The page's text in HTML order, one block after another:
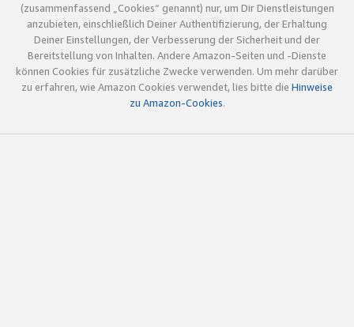
(zusammenfassend „Cookies“ genannt) nur, um Dir Dienstleistungen
anzubieten, einschließlich Deiner Authentifizierung, der Erhaltung
Deiner Einstellungen, der Verbesserung der Sicherheit und der
Bereitstellung von Inhalten. Andere Amazon-Seiten und -Dienste
können Cookies für zusätzliche Zwecke verwenden. Um mehr darüber
zu erfahren, wie Amazon Cookies verwendet, lies bitte die Hinweise
zu Amazon-Cookies.